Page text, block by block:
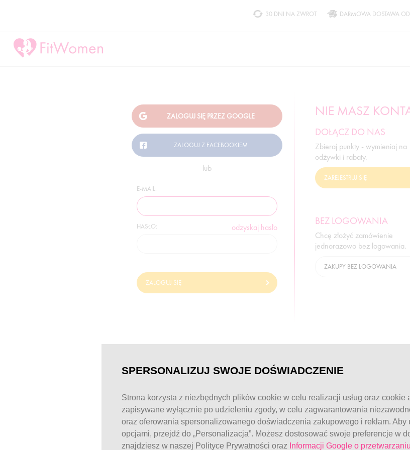
30 DNI NA ZWROT DARMOWA DOSTAWA
lub
E-MAIL:
HASŁO: odzyskaj hasło
ZALOGUJ SIĘ
NIE MASZ
DOŁĄCZ DO NAS
Zbieraj punkty - wymieniaj na
odżywki i rabaty.
ZAREJESTRUJ SIĘ
BEZ LOGOWANIA
Chcę złożyć zamówienie
jednorazowo bez logowania.
ZAKUPY BEZ LOGOWANIA
© FitWomen 2026
SPERSONALIZUJ SWOJE DOŚWIADCZENIE
Strona korzysta z niezbędnych plików cookie w celu realizacji usług oraz
zapisywane wyłącznie po udzieleniu zgody, w celu zagwarantowania
oraz oferowania spersonalizowanego doświadczenia zakupowego i reklam.
opcjami, przejdź do „Personalizacja”. Możesz dostosować swoje preferencje w
znajdziesz w naszej Polityce Prywatności oraz Informacji Google o